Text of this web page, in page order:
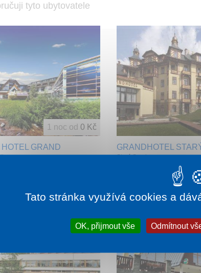
tyto ubytovatele
GRAND
místo přímo v centru
u vleku. Velmi výhodné pro
výstupy. Lanové centrum
1 noc od 0 Kč
GRANDHOTEL
Starý Smokovec
Můj názor: „Mám rád turistiku.
oceňuji jako vynikající výchozí
výšlapy ve Vysokých Tatrách..“
Tato stránka využívá cookies a
OK, přijmout vše Odmítnout